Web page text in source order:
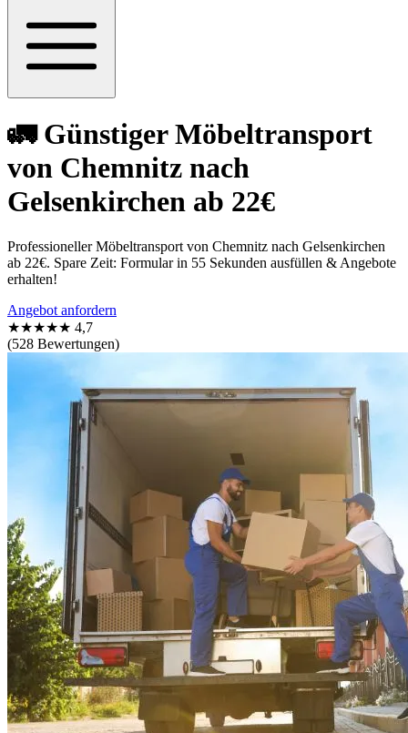
🚛 Günstiger Möbeltransport
von Chemnitz nach
Gelsenkirchen ab 22€
Professioneller Möbeltransport von Chemnitz nach Gelsenkirchen
ab 22€. Spare Zeit: Formular in 55 Sekunden ausfüllen & Angebote
erhalten!
Angebot anfordern
★★★★★ 4,7
(528 Bewertungen)